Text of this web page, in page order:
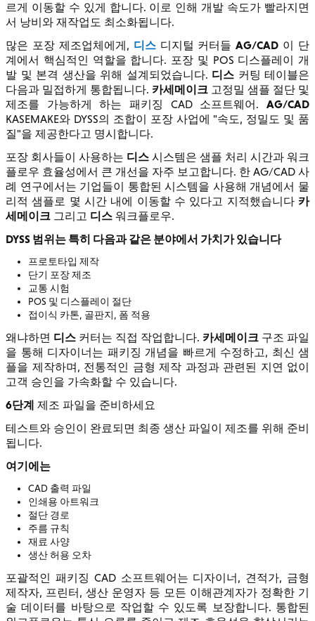
르게 이동할 수 있게 합니다. 이로 인해 개발 속도가 빨라지면
서 낭비와 재작업도 최소화됩니다.
많은 포장 제조업체에게, 디스디지털 커터들AG/CAD 이 단
계에서 핵심적인 역할을 합니다. 포장 및 POS 디스플레이 개
발 및 본격 생산을 위해 설계되었습니다. 디스 커팅 테이블은
다음과 밀접하게 통합됩니다. 카세메이크 고정밀 샘플 절단 및
제조를 가능하게 하는 패키징 CAD 소프트웨어. AG/CAD
KASEMAKE와 DYSS의 조합이 포장 사업에 "속도, 정밀도 및 품
질"을 제공한다고 명시합니다.
포장 회사들이 사용하는 디스 시스템은 샘플 처리 시간과 워크
플로우 효율성에서 큰 개선을 자주 보고합니다. 한 AG/CAD 사
례 연구에서는 기업들이 통합된 시스템을 사용해 개념에서 물
리적 샘플로 몇 시간 내에 이동할 수 있다고 지적했습니다 카
세메이크 그리고 디스 워크플로우.
DYSS 범위는 특히 다음과 같은 분야에서 가치가 있습니다
프로토타입 제작
단기 포장 제조
교통 시험
POS 및 디스플레이 절단
접이식 카톤, 골판지, 폼 적용
왜냐하면 디스 커터는 직접 작업합니다. 카세메이크 구조 파일
을 통해 디자이너는 패키징 개념을 빠르게 수정하고, 최신 샘
플을 제작하며, 전통적인 금형 제작 과정과 관련된 지연 없이
고객 승인을 가속화할 수 있습니다.
6단계 제조 파일을 준비하세요
테스트와 승인이 완료되면 최종 생산 파일이 제조를 위해 준비
됩니다.
여기에는
CAD 출력 파일
인쇄용 아트워크
절단 경로
주름 규칙
재료 사양
생산 허용 오차
포괄적인 패키징 CAD 소프트웨어는 디자이너, 견적가, 금형
제작자, 프린터, 생산 운영자 등 모든 이해관계자가 정확한 기
술 데이터를 바탕으로 작업할 수 있도록 보장합니다. 통합된